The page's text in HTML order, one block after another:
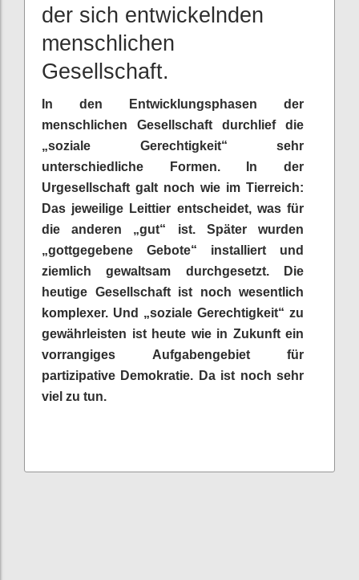
der sich entwickelnden
menschlichen
Gesellschaft.
In den Entwicklungsphasen der
menschlichen Gesellschaft durchlief die
„soziale Gerechtigkeit“ sehr
unterschiedliche Formen. In der
Urgesellschaft galt noch wie im Tierreich:
Das jeweilige Leittier entscheidet, was für
die anderen „gut“ ist. Später wurden
„gottgegebene Gebote“ installiert und
ziemlich gewaltsam durchgesetzt. Die
heutige Gesellschaft ist noch wesentlich
komplexer. Und „soziale Gerechtigkeit“ zu
gewährleisten ist heute wie in Zukunft ein
vorrangiges Aufgabengebiet für
partizipative Demokratie. Da ist noch sehr
viel zu tun.